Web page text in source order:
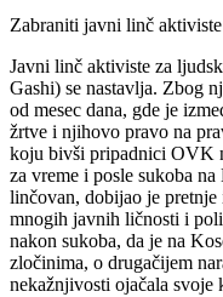
Zabraniti javni linč
Javni linč aktiviste za
Gashi) se nastavlja. Zbog
od mesec dana, gde je
žrtve i njihovo pravo na
koju bivši pripadnici OVK
za vreme i posle sukoba
linčovan, dobijao je
mnogih javnih ličnosti i
nakon sukoba, da je na
zločinima, o drugačijem
nekažnjivosti ojačala svoje